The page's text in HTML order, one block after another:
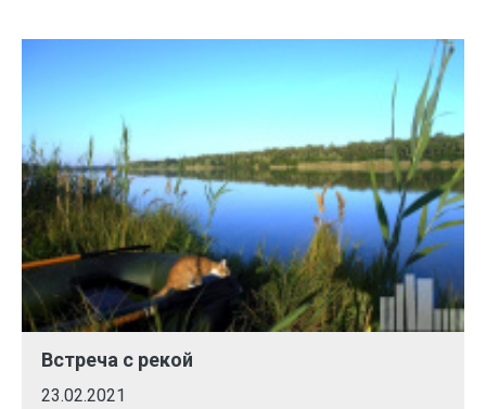
Встреча с рекой
23.02.2021